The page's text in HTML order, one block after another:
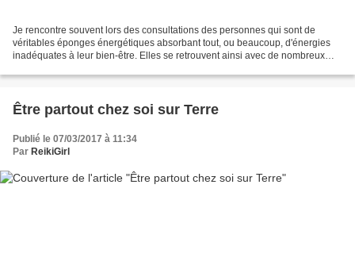
Je rencontre souvent lors des consultations des personnes qui sont de
véritables éponges énergétiques absorbant tout, ou beaucoup, d'énergies
inadéquates à leur bien-être. Elles se retrouvent ainsi avec de nombreux
Être partout chez soi sur Terre
Publié le 07/03/2017 à 11:34
Par ReikiGirl